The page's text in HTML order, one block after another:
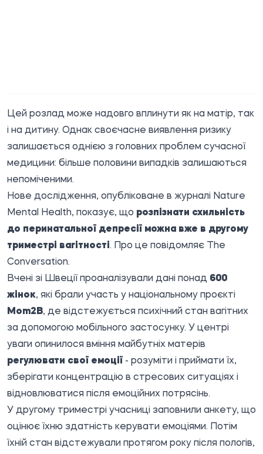
Цей розлад може надовго вплинути як на матір, так
і на дитину. Однак своєчасне виявлення ризику
залишається однією з головних проблем сучасної
медицини: більше половини випадків залишаються
непоміченими.
Нове дослідження, опубліковане в журналі Nature
Mental Health, показує, що розпізнати схильність
до перинатальної депресії можна вже в другому
триместрі вагітності. Про це повідомляє
The
Conversation.
Вчені зі Швеції проаналізували дані понад 600
жінок, які брали участь у національному проєкті
Mom2B, де відстежується психічний стан вагітних
за допомогою мобільного застосунку. У центрі
уваги опинилося вміння майбутніх матерів
регулювати свої емоції - розуміти і приймати їх,
зберігати концентрацію в стресових ситуаціях і
відновлюватися після емоційних потрясінь.
У другому триместрі учасниці заповнили анкету, що
оцінює їхню здатність керувати емоціями. Потім
їхній стан відстежували протягом року після пологів,